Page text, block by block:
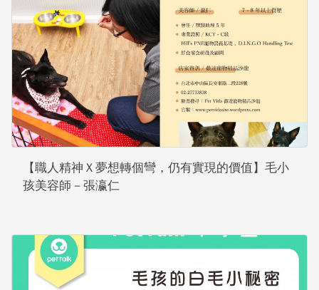
【職人精神Ｘ夢想轉個彎，仍有實現的價值】毛小
孩美容師－張瀛仁